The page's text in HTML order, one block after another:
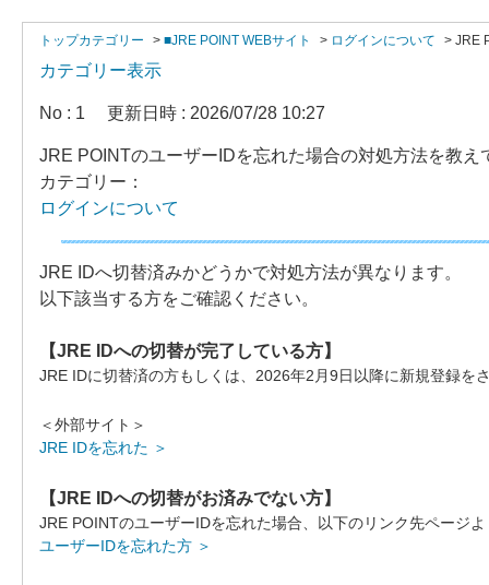
トップカテゴリー > ■JRE POINT WEBサイト > ログインについて > JRE
カテゴリー表示
No : 1 更新日時 : 2026/07/28 10:27
JRE POINTのユーザーIDを忘れた場合の対処方法を教え
カテゴリー：
ログインについて
JRE IDへ切替済みかどうかで対処方法が異なります。
以下該当する方をご確認ください。
【JRE IDへの切替が完了している方】
JRE IDに切替済の方もしくは、2026年2月9日以降に新規登録を
＜外部サイト＞
JRE IDを忘れた ＞
【JRE IDへの切替がお済みでない方】
JRE POINTのユーザーIDを忘れた場合、以下のリンク先ページ
ユーザーIDを忘れた方 ＞